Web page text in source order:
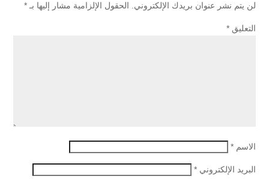
لن يتم نشر عنوان بريدك الإلكتروني. الحقول الإلزامية مشار إليها بـ *
التعليق *
الاسم *
البريد الإلكتروني *